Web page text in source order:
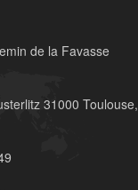
de la Favasse
31000 Toulouse,